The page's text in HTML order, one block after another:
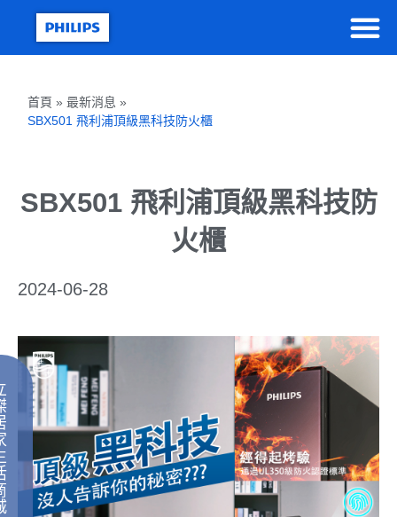
首頁 » 最新消息 »
SBX501 飛利浦頂級黑科技防火櫃
SBX501 飛利浦頂級黑科技防
火櫃
2024-06-28